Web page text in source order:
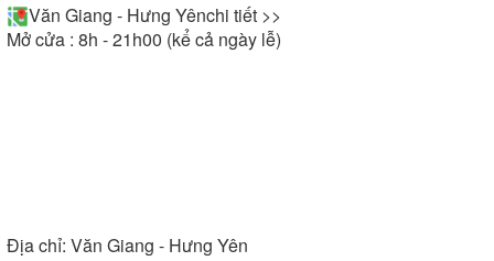
Văn Giang - Hưng Yênchi tiết >>
Mở cửa : 8h - 21h00 (kể cả ngày lễ)
Địa chỉ: Văn Giang - Hưng Yên